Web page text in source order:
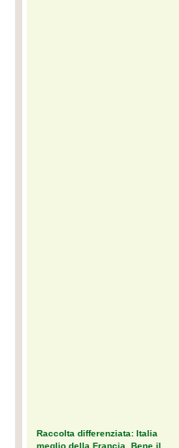
Raccolta differenziata: Italia
meglio della Francia. Bene il